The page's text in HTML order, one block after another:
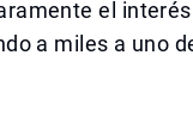
el
a miles a uno